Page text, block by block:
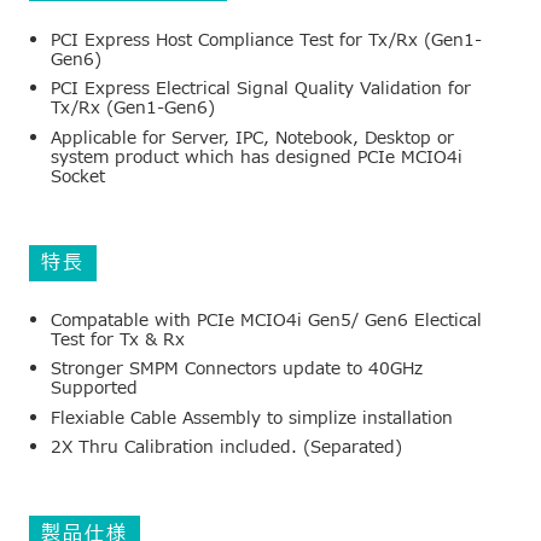
PCI Express Host Compliance Test for Tx/Rx (Gen1-
Gen6)
PCI Express Electrical Signal Quality Validation for
Tx/Rx (Gen1-Gen6)
Applicable for Server, IPC, Notebook, Desktop or
system product which has designed PCIe MCIO4i
Socket
特長
Compatable with PCIe MCIO4i Gen5/ Gen6 Electical
Test for Tx & Rx
Stronger SMPM Connectors update to 40GHz
Supported
Flexiable Cable Assembly to simplize installation
2X Thru Calibration included. (Separated)
製品仕様